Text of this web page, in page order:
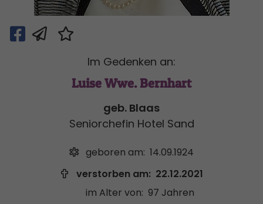
Im Gedenken an:
Luise Wwe. Bernhart
geb. Blaas
Seniorchefin Hotel Sand
geboren am: 14.09.1924
verstorben am: 22.12.2021
im Alter von: 97 Jahren